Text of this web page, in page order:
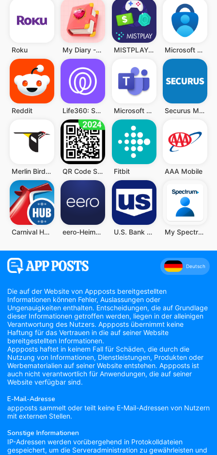
Roku My Diary - Diary With Lock MISTPLAY: Spiele für Belohnung Microsoft Authenticator
Reddit Life360: Standort teilen Microsoft Teams Securus Mobile
Merlin Bird ID von Cornell Lab QR Code Scanner (Deutsch) Fitbit AAA Mobile
Carnival HUB eero-Heim-WLAN-System U.S. Bank Mobile Banking My Spectrum
Deutsch
Die auf der Website von Appposts bereitgestellten
Informationen können Fehler, Auslassungen oder
Ungenauigkeiten enthalten. Entscheidungen, die auf Grundlage
dieser Informationen getroffen werden, liegen in der alleinigen
Verantwortung des Nutzers. Appposts übernimmt keine
Haftung für das Vertrauen in die auf seiner Website
bereitgestellten Informationen.
Appposts haftet in keinem Fall für Schäden, die durch die
Nutzung von Informationen, Dienstleistungen, Produkten oder
Werbematerialien auf seiner Website entstehen. Appposts ist
auch nicht verantwortlich für Anwendungen, die auf seiner
Website verfügbar sind.
E-Mail-Adresse
appposts sammelt oder teilt keine E-Mail-Adressen von Nutzern
mit externen Stellen.
Sonstige Informationen
IP-Adressen werden vorübergehend in Protokolldateien
gespeichert, um die Serveradministration zu gewährleisten und